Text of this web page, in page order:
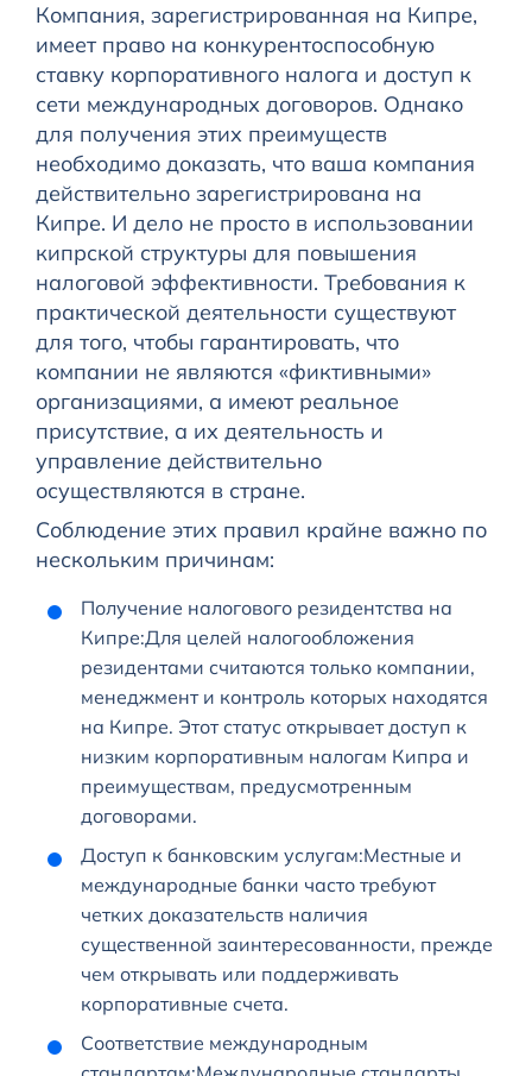
Компания, зарегистрированная на Кипре,
имеет право на конкурентоспособную
ставку корпоративного налога и доступ к
сети международных договоров. Однако
для получения этих преимуществ
необходимо доказать, что ваша компания
действительно зарегистрирована на
Кипре. И дело не просто в использовании
кипрской структуры для повышения
налоговой эффективности. Требования к
практической деятельности существуют
для того, чтобы гарантировать, что
компании не являются «фиктивными»
организациями, а имеют реальное
присутствие, а их деятельность и
управление действительно
осуществляются в стране.
Соблюдение этих правил крайне важно по
нескольким причинам:
Получение налогового резидентства на
Кипре:Для целей налогообложения
резидентами считаются только компании,
менеджмент и контроль которых находятся
на Кипре. Этот статус открывает доступ к
низким корпоративным налогам Кипра и
преимуществам, предусмотренным
договорами.
Доступ к банковским услугам:Местные и
международные банки часто требуют
четких доказательств наличия
существенной заинтересованности, прежде
чем открывать или поддерживать
корпоративные счета.
Соответствие международным